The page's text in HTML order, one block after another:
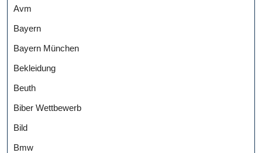
Avm
Bayern
Bayern München
Bekleidung
Beuth
Biber Wettbewerb
Bild
Bmw